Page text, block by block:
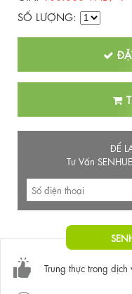
SỐ LƯỢNG:
ĐỂ
Tư Vấn
Trung thực trong